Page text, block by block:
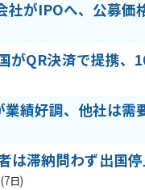
社がIPOへ、公募価
がQR決済で提携、
績好調、他社は需
は滞納問わず出国
(7日)